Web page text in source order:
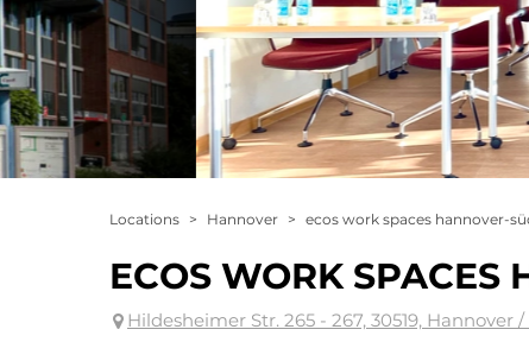
Locations > Hannover > ecos work spaces hannover-
ECOS WORK SPACES
Hildesheimer Str. 265 - 267, 30519, Hannover